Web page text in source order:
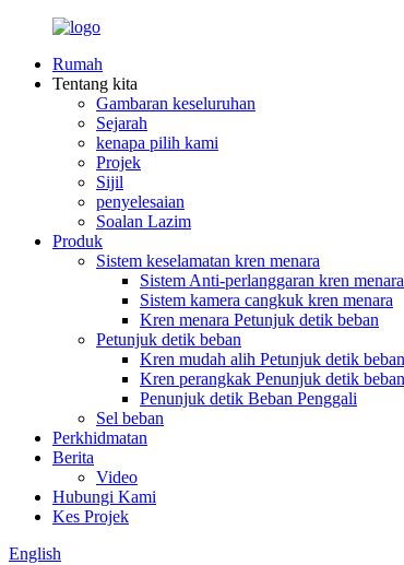
Rumah
Tentang kita
Gambaran keseluruhan
Sejarah
kenapa pilih kami
Projek
Sijil
penyelesaian
Soalan Lazim
Produk
Sistem keselamatan kren menara
Sistem Anti-perlanggaran kren menara
Sistem kamera cangkuk kren menara
Kren menara Petunjuk detik beban
Petunjuk detik beban
Kren mudah alih Petunjuk detik beban
Kren perangkak Penunjuk detik beban
Penunjuk detik Beban Penggali
Sel beban
Perkhidmatan
Berita
Video
Hubungi Kami
Kes Projek
English